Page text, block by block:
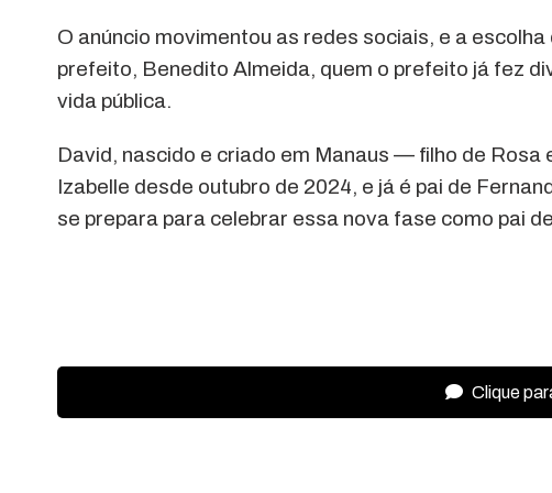
O anúncio movimentou as redes sociais, e a
prefeito, Benedito Almeida, quem o prefeito já fez
vida pública.
David, nascido e criado em Manaus — filho de
Izabelle desde outubro de 2024, e já é pai de
se prepara para celebrar essa nova fase como pai
Clique